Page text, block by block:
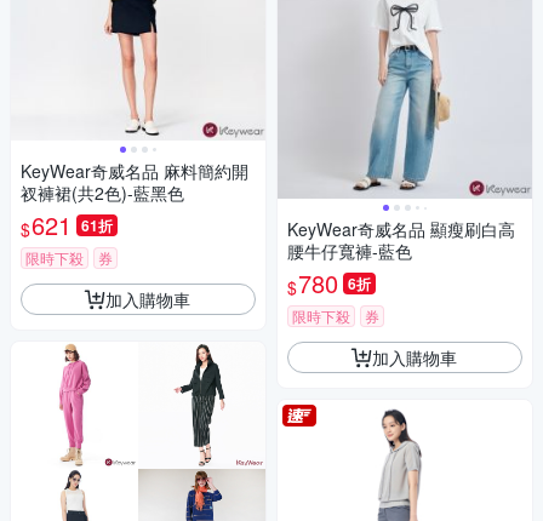
KeyWear奇威名品 麻料簡約開
衩褲裙(共2色)-藍黑色
$621 61折
限時下殺 券
加入購物車
KeyWear奇威名品 顯瘦刷白高
腰牛仔寬褲-藍色
$780 6折
限時下殺 券
加入購物車